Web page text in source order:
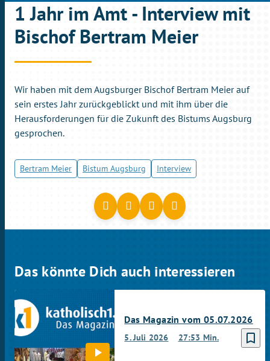
1 Jahr im Amt - Interview mit
Bischof Bertram Meier
Wir haben mit dem Augsburger Bischof Bertram Meier auf
sein erstes Jahr zurückgeblickt und mit ihm über die
Herausforderungen für die Zukunft des Bistums Augsburg
gesprochen.
Bertram Meier Bistum Augsburg Interview
Das könnte Dich auch interessieren
bookmark_border
5. Juli 2026 27:53 Min.
Das Magazin vom 05.07.2026